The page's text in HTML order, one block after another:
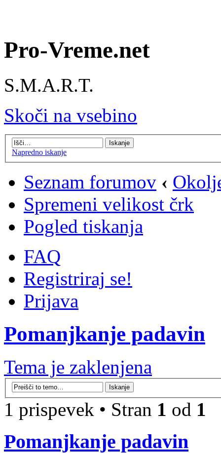
Pro-Vreme.net
S.M.A.R.T.
Skoči na vsebino
Napredno iskanje
Seznam forumov ‹
Spremeni velikost črk
Pogled tiskanja
FAQ
Registriraj se!
Prijava
Pomanjkanje padavin
Tema je zaklenjena
1 prispevek • Stran 1 od 1
Pomanjkanje padavin